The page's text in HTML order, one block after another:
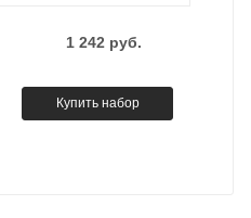
1 242 руб.
Купить набор